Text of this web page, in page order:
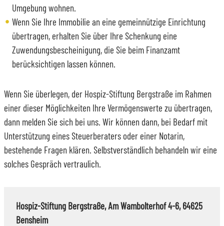
Umgebung wohnen.
Wenn Sie Ihre Immobilie an eine gemeinnützige Einrichtung
übertragen, erhalten Sie über Ihre Schenkung eine
Zuwendungsbescheinigung, die Sie beim Finanzamt
berücksichtigen lassen können.
Wenn Sie überlegen, der Hospiz-Stiftung Bergstraße im Rahmen
einer dieser Möglichkeiten Ihre Vermögenswerte zu übertragen,
dann melden Sie sich bei uns. Wir können dann, bei Bedarf mit
Unterstützung eines Steuerberaters oder einer Notarin,
bestehende Fragen klären. Selbstverständlich behandeln wir eine
solches Gespräch vertraulich.
Hospiz-Stiftung Bergstraße, Am Wambolterhof 4-6, 64625
Bensheim